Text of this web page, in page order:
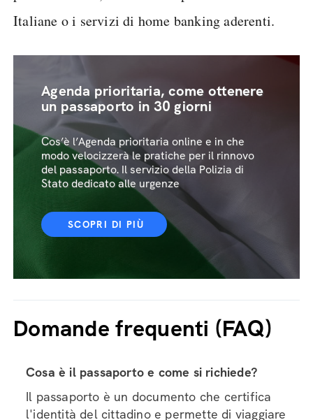
Italiane o i servizi di home banking aderenti.
Agenda prioritaria, come ottenere
un passaporto in 30 giorni
Cos’è l’Agenda prioritaria online e in che
modo velocizzerà le pratiche per il rinnovo
del passaporto. Il servizio della Polizia di
Stato dedicato alle urgenze
SCOPRI DI PIÙ
Domande frequenti (FAQ)
Cosa è il passaporto e come si richiede?
Il passaporto è un documento che certifica
l'identità del cittadino e permette di viaggiare